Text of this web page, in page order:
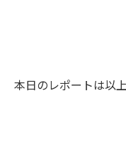
本日のレポートは以